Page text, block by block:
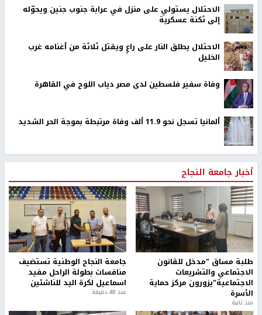
الاحتلال يستولي على منزل في عرابة جنوب جنين ويحوّله
إلى ثكنة عسكرية
الاحتلال يطلق النار على راعٍ ويقتل ثلاثة من أغنامه غرب
الخليل
وفاة سفير فلسطين لدى مصر دياب اللوح في القاهرة
ألمانيا تسجل نحو 11.9 ألف وفاة مرتبطة بموجة الحر الشديد
أخبار جامعة النجاح
طلبة مساق "مدخل للقانون
الاجتماعي والتشريعات
الاجتماعية"يزورون مركز حماية
الأسرة
منذ ثانية
جامعة النجاح الوطنية تستضيف
منافسات بطولة الراحل مفيد
اسماعيل لكرة اليد للناشئين
منذ 48 دقيقة